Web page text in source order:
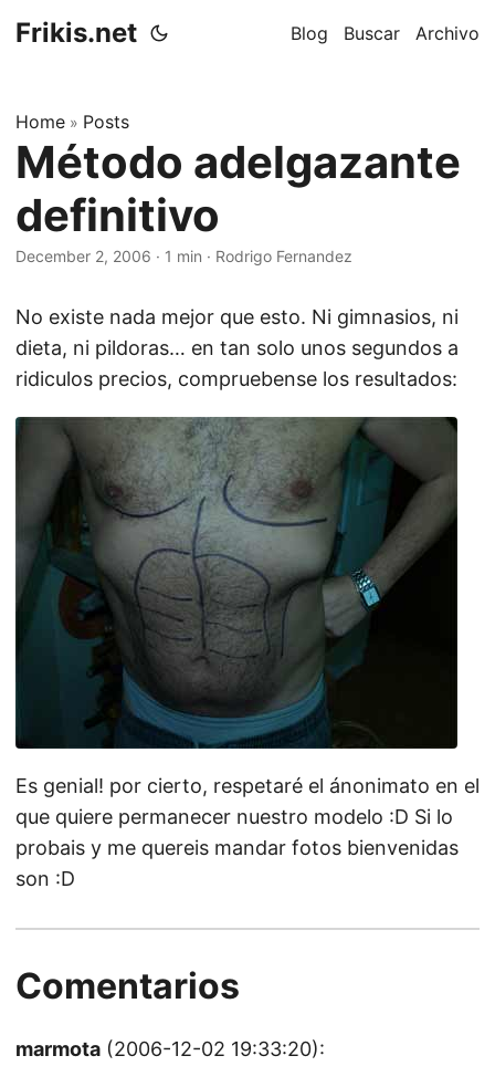
Frikis.net Blog Buscar Archivo
Home » Posts
Método adelgazante
definitivo
December 2, 2006 · 1 min · Rodrigo Fernandez
No existe nada mejor que esto. Ni gimnasios, ni
dieta, ni pildoras… en tan solo unos segundos a
ridiculos precios, compruebense los resultados:
Es genial! por cierto, respetaré el ánonimato en el
que quiere permanecer nuestro modelo :D Si lo
probais y me quereis mandar fotos bienvenidas
son :D
Comentarios
marmota (2006-12-02 19:33:20):